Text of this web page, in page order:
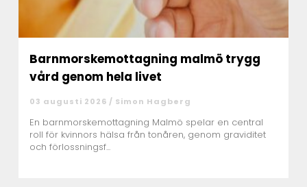
Barnmorskemottagning malmö trygg
vård genom hela livet
03 augusti 2026 / Simon Hagberg
En barnmorskemottagning Malmö spelar en central
roll för kvinnors hälsa från tonåren, genom graviditet
och förlossningsf...